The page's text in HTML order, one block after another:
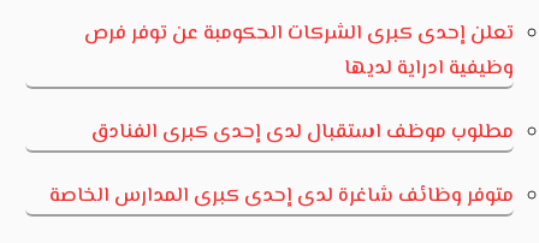
تعلن إحدى كبرى الشركات الحكومبة عن توفر فرص
وظيفية ادراية لديها
مطلوب موظف استقبال لدى إحدى كبرى الفنادق
متوفر وظائف شاغرة لدى إحدى كبرى المدارس الخاصة